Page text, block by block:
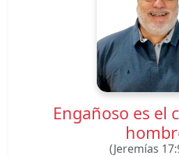
Engañoso es el
(Jeremías